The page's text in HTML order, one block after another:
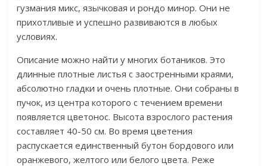
гузмания микс, язычковая и рондо минор. Они не
прихотливые и успешно развиваются в любых
условиях.
Описание можно найти у многих ботаников. Это
длинные плотные листья с заостренными краями,
абсолютно гладки и очень плотные. Они собраны в
пучок, из центра которого с течением времени
появляется цветонос. Высота взрослого растения
составляет 40-50 см. Во время цветения
распускается единственный бутон бордового или
оранжевого, желтого или белого цвета. Реже